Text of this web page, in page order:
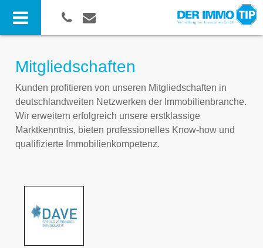
Mitgliedschaften
Kunden profitieren von unseren Mitgliedschaften in
deutschlandweiten Netzwerken der Immobilienbranche.
Wir erweitern erfolgreich unsere erstklassige
Marktkenntnis, bieten professionelles Know-how und
qualifizierte Immobilienkompetenz.